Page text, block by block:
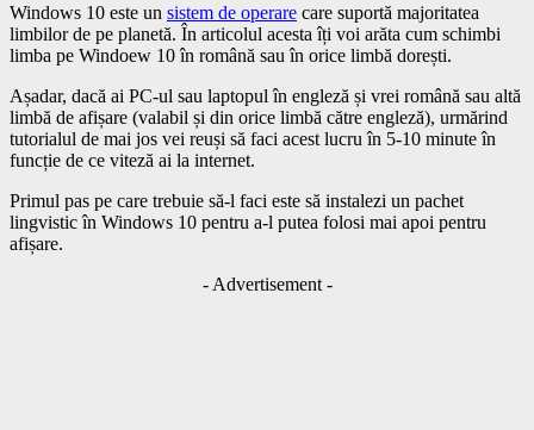
Windows 10 este un sistem de operare care suportă majoritatea
limbilor de pe planetă. În articolul acesta îți voi arăta cum schimbi
limba pe Windoew 10 în română sau în orice limbă dorești.
Așadar, dacă ai PC-ul sau laptopul în engleză și vrei română sau altă
limbă de afișare (valabil și din orice limbă către engleză), urmărind
tutorialul de mai jos vei reuși să faci acest lucru în 5-10 minute în
funcție de ce viteză ai la internet.
Primul pas pe care trebuie să-l faci este să instalezi un pachet
lingvistic în Windows 10 pentru a-l putea folosi mai apoi pentru
afișare.
- Advertisement -